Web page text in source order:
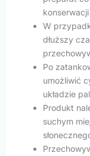
W
dłuższy
Po
umożliwić
układzie
Produkt
suchym